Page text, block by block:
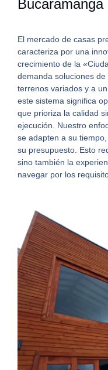
El mercado de casas
caracteriza por una
crecimiento de la
demanda soluciones
terrenos variados y a
este sistema significa
que prioriza la calidad
ejecución. Nuestro
se adapten a su
su presupuesto. Esto
sino también la
navegar por los